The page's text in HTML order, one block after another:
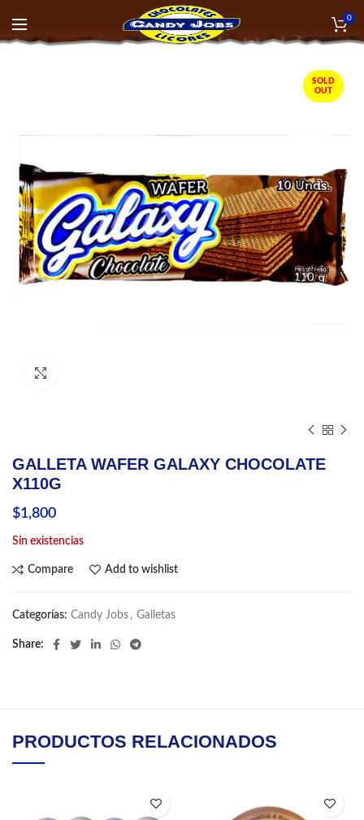
0
SOLD
OUT
GALLETA WAFER GALAXY CHOCOLATE
X110G
$1,800
Sin existencias
Compare Add to wishlist
Categorías: Candy Jobs , Galletas
Share
PRODUCTOS RELACIONADOS